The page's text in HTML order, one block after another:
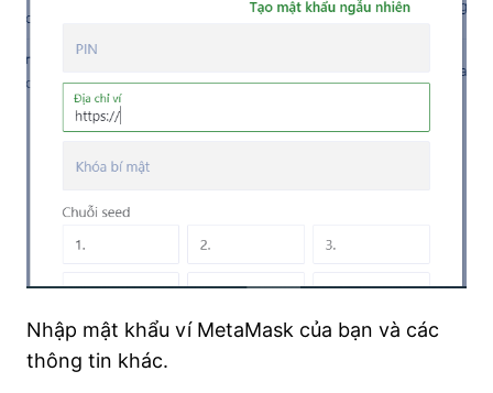
Nhập mật khẩu ví MetaMask của bạn và các
thông tin khác.